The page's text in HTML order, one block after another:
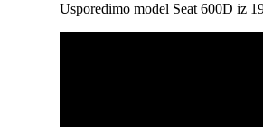
Usporedimo model Seat 600D iz